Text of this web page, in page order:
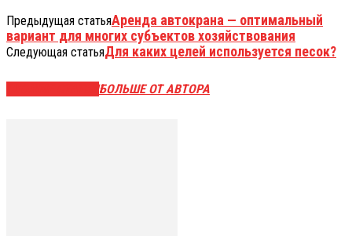
Предыдущая статьяАренда автокрана — оптимальный
вариант для многих субъектов хозяйствования
Следующая статьяДля каких целей используется песок?
БОЛЬШЕ ОТ АВТОРА